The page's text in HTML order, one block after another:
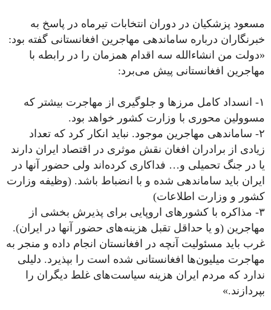
مسعود پزشکیان در دوران انتخابات تیرماه در پاسخ به
خبرنگاران درباره ساماندهی مهاجرین افغانستانی گفته بود:
«دولت من انشاءالله سه اقدام همزمان را در رابطه با
مهاجرین افغانستانی پیش می‌برد:
١- انسداد کامل مرزها و جلوگیری از مهاجرت بیشتر که
مسوولین محوری با وزارت کشور خواهد بود.
٢- ساماندهی مهاجرین موجود. نباید انکار کرد که تعداد
زیادی از برادران افغان نقش موثری در اقتصاد ایران دارند
یا در جنگ تحمیلی و… فداکاری کرده‌اند ولی حضور آنها در
ایران باید ساماندهی شده و با انضباط باشد. (وظیفه وزارت
کشور و وزارت اطلاعات)
٣- مذاکره با کشورهای اروپایی برای پذیرش بخشی از
مهاجرین (و یا حداقل تقبل هزینه‌های حضور آنها در ایران).
غرب باید مسئولیت آنچه در افغانستان انجام داده و منجر به
مهاجرت میلیون‌ها افغانستانی شده است را بپذیرد. دلیلی
ندارد که مردم ایران هزینه سیاست‌های غلط دیگران را
بپردازند.»